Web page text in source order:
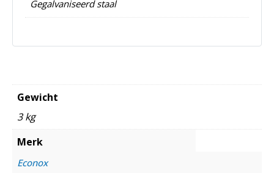
Gegalvaniseerd staal
Gewicht
3 kg
Merk
Econox